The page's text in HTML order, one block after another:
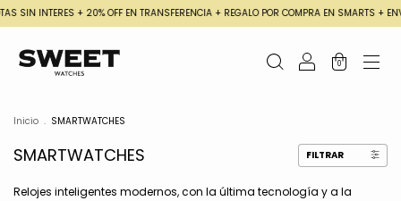
+ 20% OFF EN TRANSFERENCIA + REGALO POR COMPRA EN SMARTS + ENVIO GRATIS
0
Inicio . SMARTWATCHES
SMARTWATCHES FILTRAR
Relojes inteligentes modernos, con la última tecnología y a la